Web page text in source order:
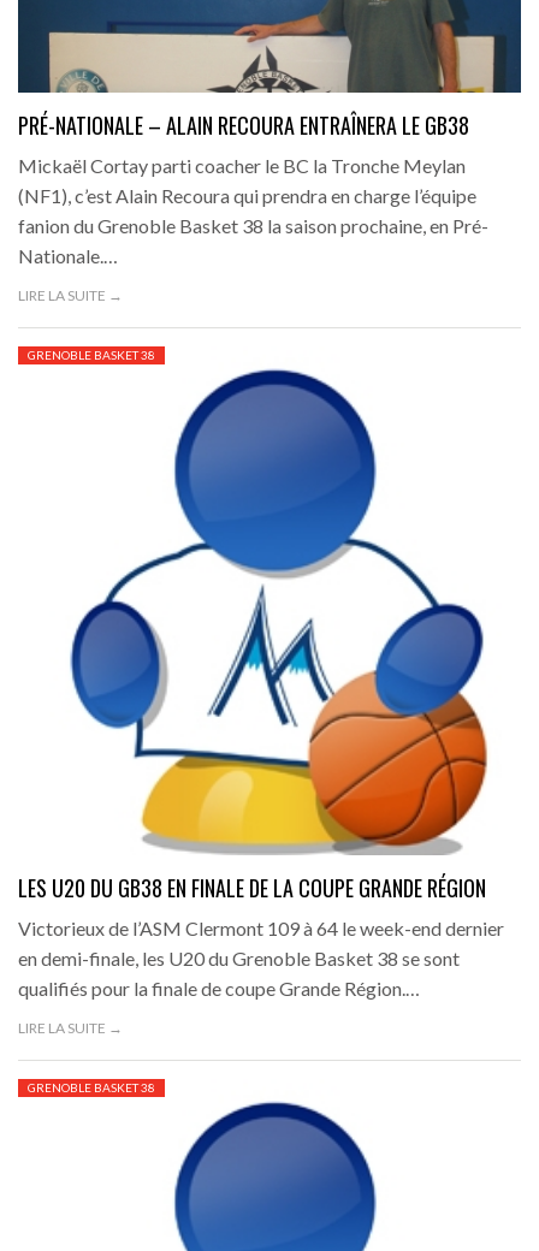
PRÉ-NATIONALE – ALAIN RECOURA ENTRAÎNERA LE GB38
Mickaël Cortay parti coacher le BC la Tronche Meylan
(NF1), c’est Alain Recoura qui prendra en charge l’équipe
fanion du Grenoble Basket 38 la saison prochaine, en Pré-
Nationale.…
LIRE LA SUITE →
GRENOBLE BASKET 38
LES U20 DU GB38 EN FINALE DE LA COUPE GRANDE RÉGION
Victorieux de l’ASM Clermont 109 à 64 le week-end dernier
en demi-finale, les U20 du Grenoble Basket 38 se sont
qualifiés pour la finale de coupe Grande Région.…
LIRE LA SUITE →
GRENOBLE BASKET 38